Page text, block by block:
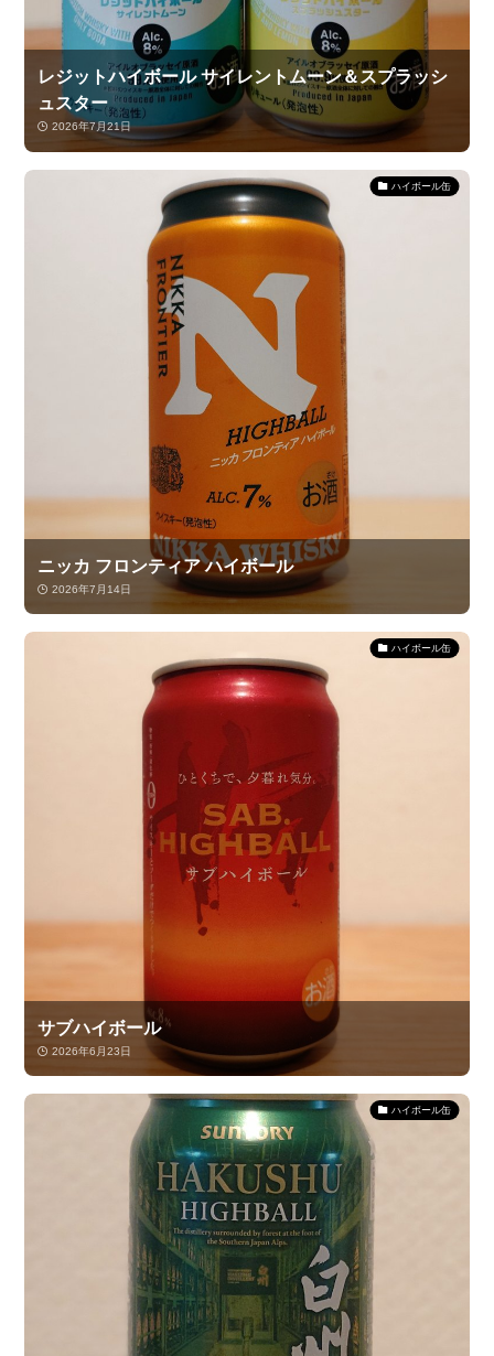
レジットハイボール サイレントムーン＆スプラッシ
ュスター
2026年7月21日
ハイボール缶
ニッカ フロンティア ハイボール
2026年7月14日
ハイボール缶
サブハイボール
2026年6月23日
ハイボール缶